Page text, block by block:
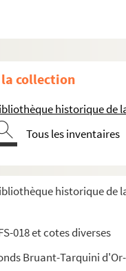
collection
historique de
Tous les inventaires
historique de
018 et cotes diverses
Bruant-Tarquini
Oscar
Fernand
Georges
Louis
Henry